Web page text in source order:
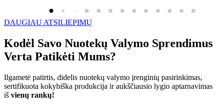
DAUGIAU ATSILIEPIMŲ
Kodėl Savo Nuotekų Valymo Sprendimus
Verta Patikėti Mums?
Ilgametė patirtis, didelis nuotekų valymo įrenginių pasirinkimas,
sertifikuota kokybiška produkcija ir aukščiausio lygio aptarnavimas
iš vienų rankų!